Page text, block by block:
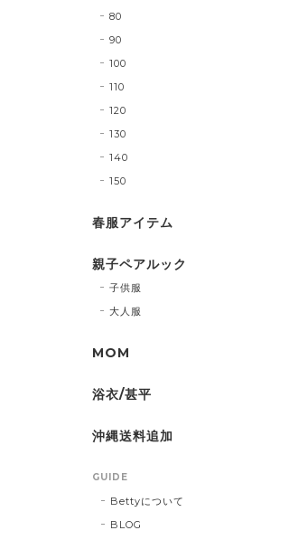
80
90
100
110
120
130
140
150
春服アイテム
親子ペアルック
子供服
大人服
MOM
浴衣/甚平
沖縄送料追加
GUIDE
Bettyについて
BLOG